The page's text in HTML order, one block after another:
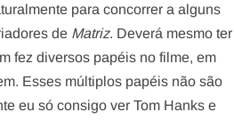
para concorrer a alguns
de Matriz. Deverá mesmo ter
fez diversos papéis no filme, em
Esses múltiplos papéis não são
eu só consigo ver Tom Hanks e